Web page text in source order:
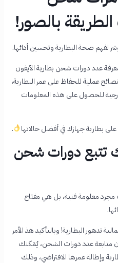
بالصور!
لفهم صحة البطارية وتحسين أدائها.
عدد دورات شحن بطارية الآيفون
عملية للحفاظ على عمر البطارية،
للحصول على هذه المعلومات
بطارية جهازك في أفضل حالاتها
.
تتبع دورات شحن
معلومة فنية، بل هي مفتاح
تدهور البطارية! وبالتأكيد هذ الأمر
متابعة عدد دورات الشحن، يُمَكنك
وإطالة عمرها الافتراضي، وذلك